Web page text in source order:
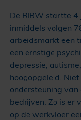
De RIBW startte 4
inmiddels volgen
arbeidsmarkt een
een ernstige
depressie,
hoogopgeleid.
ondersteuning van
bedrijven. Zo is er
op de werkvloer